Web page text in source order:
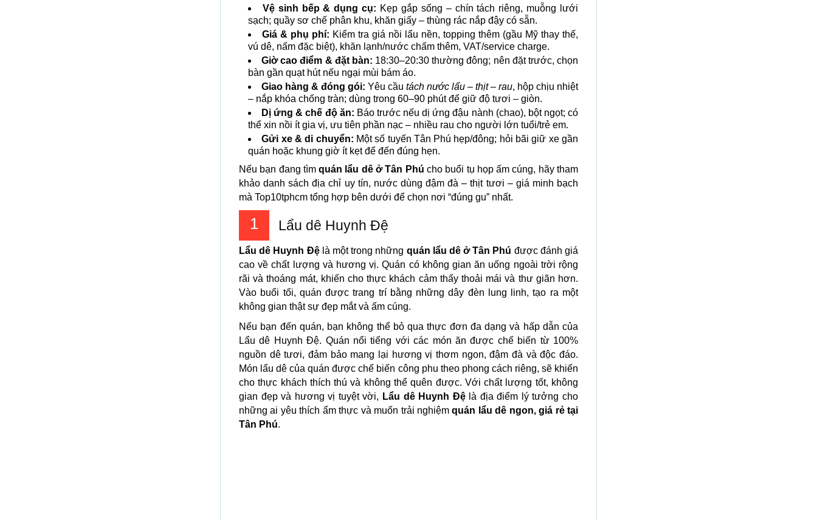
Vệ sinh bếp & dụng cụ: Kẹp gắp sống – chín tách riêng, muỗng lưới
sạch; quầy sơ chế phân khu, khăn giấy – thùng rác nắp đậy có sẵn.
Giá & phụ phí: Kiểm tra giá nồi lẩu nền, topping thêm (gầu Mỹ thay thế,
vú dê, nấm đặc biệt), khăn lạnh/nước chấm thêm, VAT/service charge.
Giờ cao điểm & đặt bàn: 18:30–20:30 thường đông; nên đặt trước, chọn
bàn gần quạt hút nếu ngại mùi bám áo.
Giao hàng & đóng gói: Yêu cầu tách nước lẩu – thịt – rau, hộp chịu nhiệt
– nắp khóa chống tràn; dùng trong 60–90 phút để giữ độ tươi – giòn.
Dị ứng & chế độ ăn: Báo trước nếu dị ứng đậu nành (chao), bột ngọt; có
thể xin nồi ít gia vị, ưu tiên phần nạc – nhiều rau cho người lớn tuổi/trẻ em.
Gửi xe & di chuyển: Một số tuyến Tân Phú hẹp/đông; hỏi bãi giữ xe gần
quán hoặc khung giờ ít kẹt để đến đúng hẹn.
Nếu bạn đang tìmquán lẩu dê ở Tân Phú cho buổi tụ họp ấm cúng, hãy tham
khảo danh sách địa chỉ uy tín, nước dùng đậm đà – thịt tươi – giá minh bạch
mà Top10tphcm tổng hợp bên dưới để chọn nơi “đúng gu” nhất.
1 Lẩu dê Huynh Đệ
Lẩu dê Huynh Đệlà một trong những quán lẩu dê ở Tân Phú được đánh giá
cao về chất lượng và hương vị. Quán có không gian ăn uống ngoài trời rộng
rãi và thoáng mát, khiến cho thực khách cảm thấy thoải mái và thư giãn hơn.
Vào buổi tối, quán được trang trí bằng những dây đèn lung linh, tạo ra một
không gian thật sự đẹp mắt và ấm cúng.
Nếu bạn đến quán, bạn không thể bỏ qua thực đơn đa dạng và hấp dẫn của
Lẩu dê Huynh Đệ. Quán nổi tiếng với các món ăn được chế biến từ 100%
nguồn dê tươi, đảm bảo mang lại hương vị thơm ngon, đậm đà và độc đáo.
Món lẩu dê của quán được chế biến công phu theo phong cách riêng, sẽ khiến
cho thực khách thích thú và không thể quên được. Với chất lượng tốt, không
gian đẹp và hương vị tuyệt vời, Lẩu dê Huynh Đệlà địa điểm lý tưởng cho
những ai yêu thích ẩm thực và muốn trải nghiệmquán lẩu dê ngon, giá rẻ tại
Tân Phú.